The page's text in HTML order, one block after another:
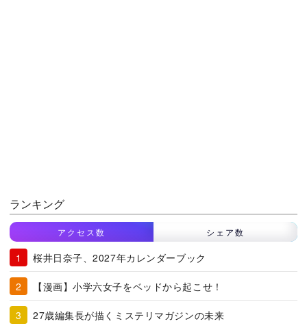
ランキング
アクセス数 シェア数
桜井日奈子、2027年カレンダーブック
【漫画】小学六女子をベッドから起こせ！
27歳編集長が描くミステリマガジンの未来